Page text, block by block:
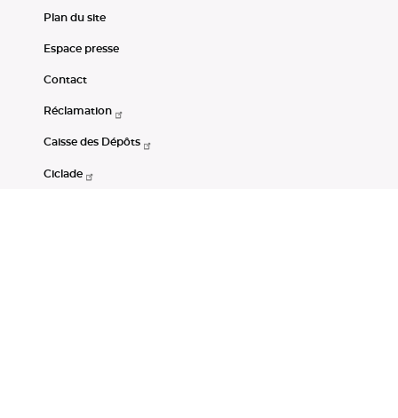
Plan du site
Espace presse
Contact
Réclamation
Caisse des Dépôts
Ciclade